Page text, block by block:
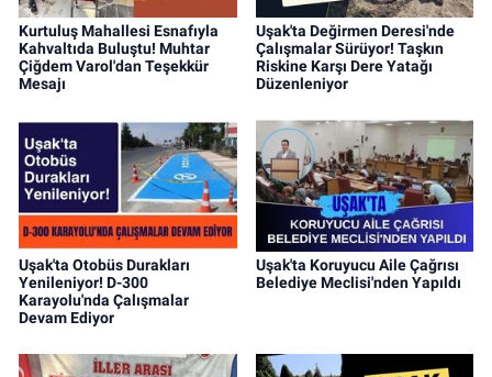
Kurtuluş Mahallesi Esnafıyla
Kahvaltıda Buluştu! Muhtar
Çiğdem Varol'dan Teşekkür
Mesajı
Uşak'ta Değirmen Deresi'nde
Çalışmalar Sürüyor! Taşkın
Riskine Karşı Dere Yatağı
Düzenleniyor
Uşak'ta Otobüs Durakları
Yenileniyor! D-300
Karayolu'nda Çalışmalar
Devam Ediyor
Uşak'ta Koruyucu Aile Çağrısı
Belediye Meclisi'nden Yapıldı